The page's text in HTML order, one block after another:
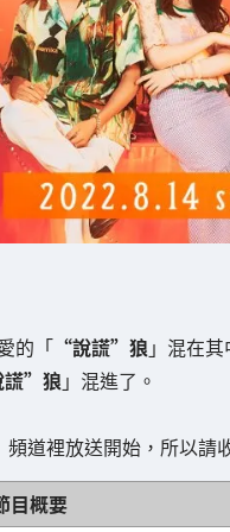
的「“說謊”狼 」混在
”狼 」混進了。
頻道裡放送開始，所以請
目概要